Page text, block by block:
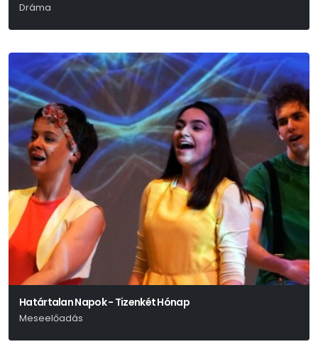
Dráma
Határtalan Napok - Tizenkét Hónap
Meseelőadás